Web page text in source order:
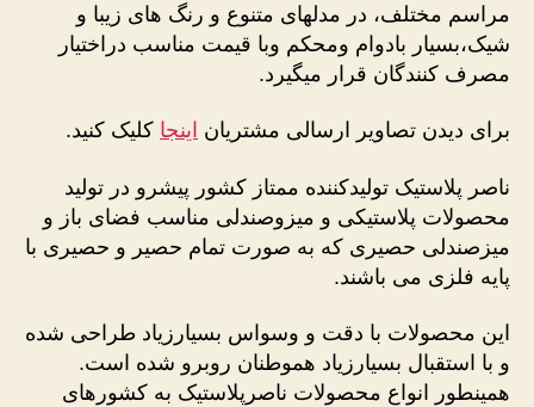
مراسم مختلف، در مدلهای متنوع و رنگ های زیبا و
شیک،بسیار بادوام ومحکم وبا قیمت مناسب دراختیار
مصرف کنندگان قرار میگیرد.
برای دیدن تصاویر ارسالی مشتریان اینجا کلیک کنید.
ناصر پلاستیک تولیدکننده ممتاز کشور پیشرو در تولید
محصولات پلاستیکی و میزوصندلی مناسب فضای باز و
میزصندلی حصیری که به صورت تمام حصیر و حصیری با
پایه فلزی می باشند.
این محصولات با دقت و وسواس بسیارزیاد طراحی شده
و با استقبال بسیارزیاد هموطنان روبرو شده است.
همینطور انواع محصولات ناصرپلاستیک به کشورهای